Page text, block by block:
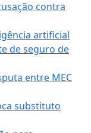
contra
artificial
de seguro de
entre MEC
substituto